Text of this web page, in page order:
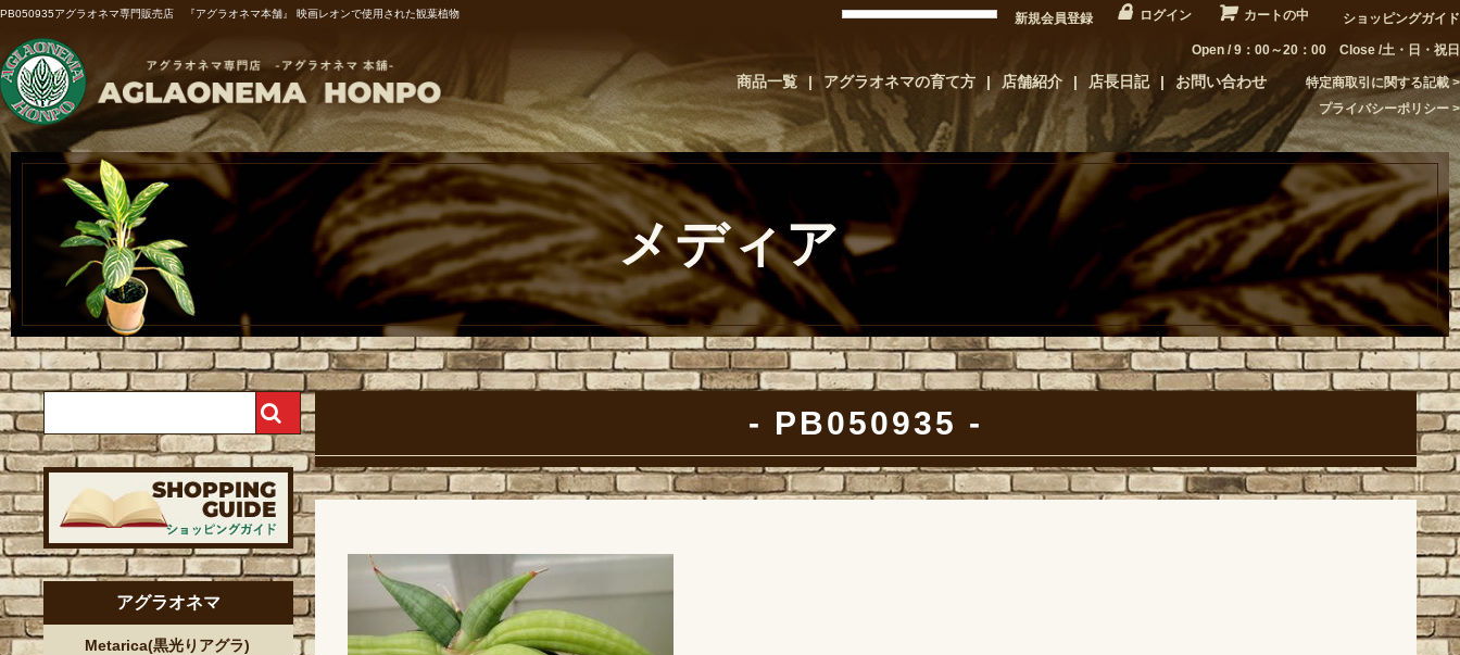
PB050935アグラオネマ専門販売店 『アグラオネマ本舗』 映画レオンで使用された観葉植物 新規会員登録 ログイン カートの中 ショッピングガイド
Open / 9：00～20：00 Close /土・日・祝日
商品一覧 アグラオネマの育て方 店舗紹介 店長日記 お問い合わせ
特定商取引に関する記載
プライバシーポリシー
メディア
PB050935
アグラオネマ
Metarica(黒光りアグラ)